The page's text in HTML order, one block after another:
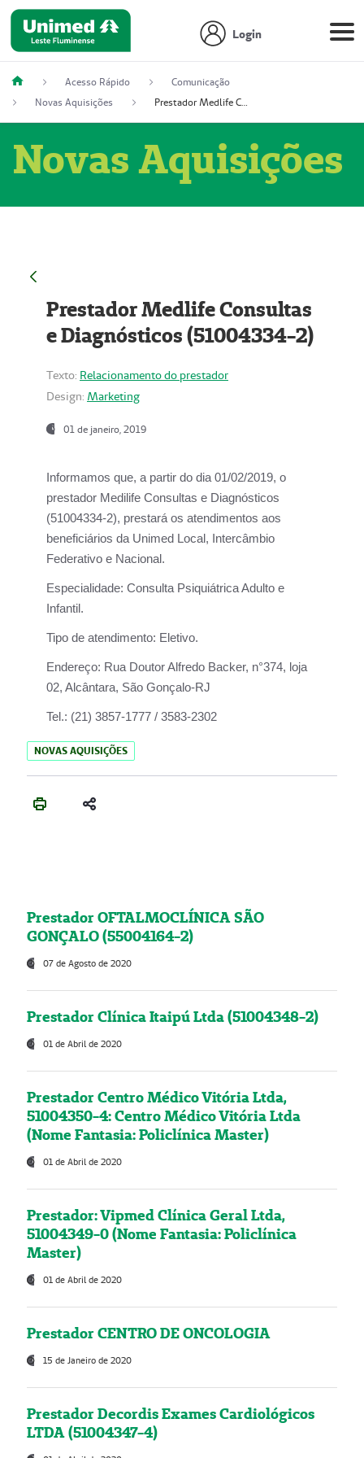
Login
Acesso Rápido
Comunicação
Novas Aquisições
Prestador Medlife Consultas e Diagnósticos (51004334-2)
Novas Aquisições
Prestador Medlife Consultas
e Diagnósticos (51004334-2)
Texto: Relacionamento do prestador
Design: Marketing
01 de janeiro, 2019
Informamos que, a partir do dia 01/02/2019, o
prestador Medilife Consultas e Diagnósticos
(51004334-2), prestará os atendimentos aos
beneficiários da Unimed Local, Intercâmbio
Federativo e Nacional.
Especialidade: Consulta Psiquiátrica Adulto e
Infantil.
Tipo de atendimento: Eletivo.
Endereço: Rua Doutor Alfredo Backer, n°374, loja
02, Alcântara, São Gonçalo-RJ
Tel.: (21) 3857-1777 / 3583-2302
NOVAS AQUISIÇÕES
Prestador OFTALMOCLÍNICA SÃO
GONÇALO (55004164-2)
07 de Agosto de 2020
Prestador Clínica Itaipú Ltda (51004348-2)
01 de Abril de 2020
Prestador Centro Médico Vitória Ltda,
51004350-4: Centro Médico Vitória Ltda
(Nome Fantasia: Policlínica Master)
01 de Abril de 2020
Prestador: Vipmed Clínica Geral Ltda,
51004349-0 (Nome Fantasia: Policlínica
Master)
01 de Abril de 2020
Prestador CENTRO DE ONCOLOGIA
15 de Janeiro de 2020
Prestador Decordis Exames Cardiológicos
LTDA (51004347-4)